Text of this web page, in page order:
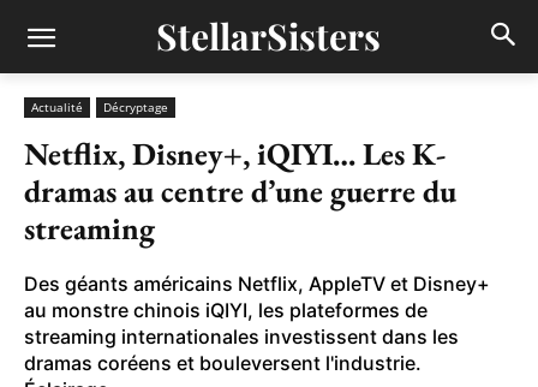
StellarSisters
Actualité Décryptage
Netflix, Disney+, iQIYI… Les K-
dramas au centre d’une guerre du
streaming
Des géants américains Netflix, AppleTV et Disney+
au monstre chinois iQIYI, les plateformes de
streaming internationales investissent dans les
dramas coréens et bouleversent l'industrie.